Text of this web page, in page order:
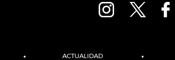
ACTUALIDAD